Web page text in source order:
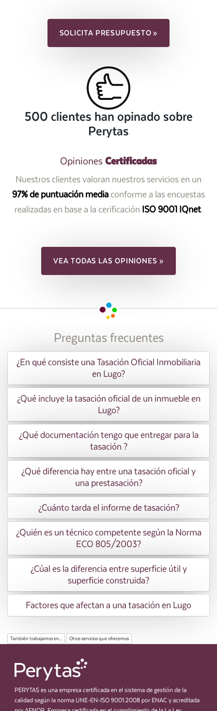
SOLICITA PRESUPUESTO »
500 clientes han opinado sobre
Perytas
Opiniones Certificadas
Nuestros clientes valoran nuestros servicios en un
97% de puntuación mediaconforme a las encuestas
realizadas en base a la cerificación ISO 9001 IQnet.
VEA TODAS LAS OPINIONES »
Preguntas frecuentes
¿En qué consiste una Tasación Oficial Inmobiliaria
en Lugo?
¿Qué incluye la tasación oficial de un inmueble en
Lugo?
¿Qué documentación tengo que entregar para la
tasación ?
¿Qué diferencia hay entre una tasación oficial y
una prestasación?
¿Cuánto tarda el informe de tasación?
¿Quién es un técnico competente según la Norma
ECO 805/2003?
¿Cúal es la diferencia entre superficie útil y
superficie construida?
Factores que afectan a una tasación en Lugo
También trabajamos en... Otros servicios que ofrecemos
PERYTAS es una empresa certificada en el sistema de gestión de la
calidad según la norma UNE-EN-ISO 9001:2008 por ENAC y acreditada